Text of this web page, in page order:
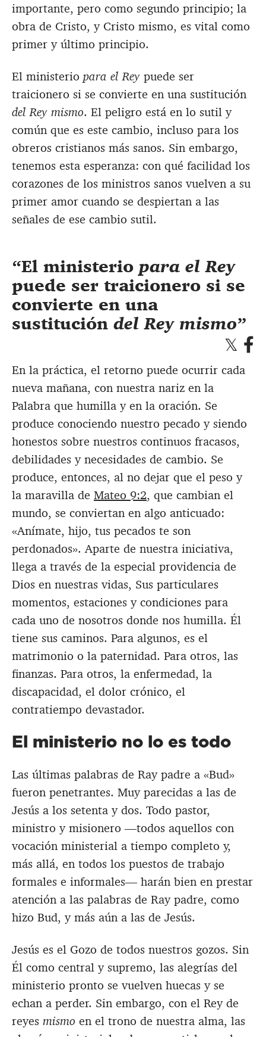
importante, pero como segundo principio; la
obra de Cristo, y Cristo mismo, es vital como
primer y último principio.
El ministerio para el Rey puede ser
traicionero si se convierte en una sustitución
del Rey mismo. El peligro está en lo sutil y
común que es este cambio, incluso para los
obreros cristianos más sanos. Sin embargo,
tenemos esta esperanza: con qué facilidad los
corazones de los ministros sanos vuelven a su
primer amor cuando se despiertan a las
señales de ese cambio sutil.
El ministerio para el Rey
puede ser traicionero si se
convierte en una
sustitución del Rey mismo
En la práctica, el retorno puede ocurrir cada
nueva mañana, con nuestra nariz en la
Palabra que humilla y en la oración. Se
produce conociendo nuestro pecado y siendo
honestos sobre nuestros continuos fracasos,
debilidades y necesidades de cambio. Se
produce, entonces, al no dejar que el peso y
la maravilla de Mateo 9:2, que cambian el
mundo, se conviertan en algo anticuado:
«Anímate, hijo, tus pecados te son
perdonados». Aparte de nuestra iniciativa,
llega a través de la especial providencia de
Dios en nuestras vidas, Sus particulares
momentos, estaciones y condiciones para
cada uno de nosotros donde nos humilla. Él
tiene sus caminos. Para algunos, es el
matrimonio o la paternidad. Para otros, las
finanzas. Para otros, la enfermedad, la
discapacidad, el dolor crónico, el
contratiempo devastador.
El ministerio no lo es todo
Las últimas palabras de Ray padre a «Bud»
fueron penetrantes. Muy parecidas a las de
Jesús a los setenta y dos. Todo pastor,
ministro y misionero —todos aquellos con
vocación ministerial a tiempo completo y,
más allá, en todos los puestos de trabajo
formales e informales— harán bien en prestar
atención a las palabras de Ray padre, como
hizo Bud, y más aún a las de Jesús.
Jesús es el Gozo de todos nuestros gozos. Sin
Él como central y supremo, las alegrías del
ministerio pronto se vuelven huecas y se
echan a perder. Sin embargo, con el Rey de
reyes mismo en el trono de nuestra alma, las